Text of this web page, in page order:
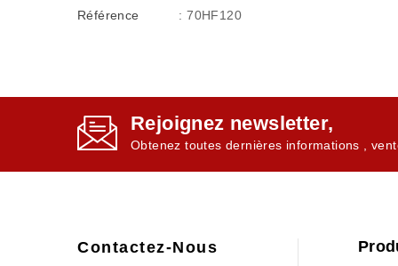
Référence : 70HF120
Rejoignez newsletter,
Obtenez toutes dernières informations ,
Contactez-Nous